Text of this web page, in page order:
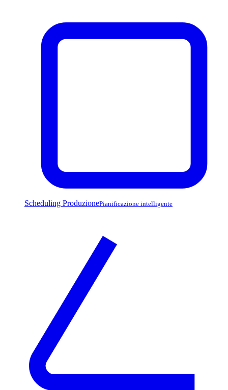
Scheduling ProduzionePianificazione intelligente